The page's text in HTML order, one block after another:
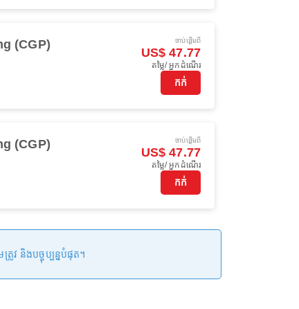
(CGP) ចាប់ផ្ដើមពី
US$ 47.77
តម្លៃ/ អ្នកដំណើរ
កក់
(CGP) ចាប់ផ្ដើមពី
US$ 47.77
តម្លៃ/ អ្នកដំណើរ
កក់
វ និងបច្ចុប្បន្នបំផុត។